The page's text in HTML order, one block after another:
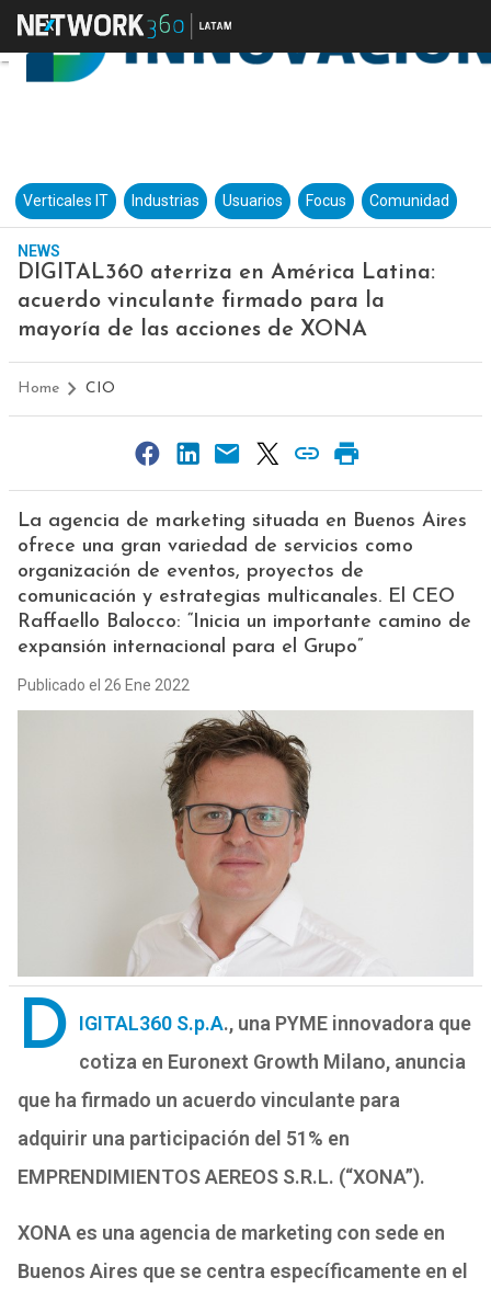
Verticales IT Industrias Usuarios Focus Comunidad
NEWS
DIGITAL360 aterriza en América Latina:
acuerdo vinculante firmado para la
mayoría de las acciones de XONA
Home CIO
La agencia de marketing situada en Buenos Aires
ofrece una gran variedad de servicios como
organización de eventos, proyectos de
comunicación y estrategias multicanales. El CEO
Raffaello Balocco: “Inicia un importante camino de
expansión internacional para el Grupo”
Publicado el 26 Ene 2022
D IGITAL360 S.p.A., una PYME innovadora que
cotiza en Euronext Growth Milano, anuncia
que ha firmado un acuerdo vinculante para
adquirir una participación del 51% en
EMPRENDIMIENTOS AEREOS S.R.L. (“XONA”).
XONA es una agencia de marketing con sede en
Buenos Aires que se centra específicamente en el